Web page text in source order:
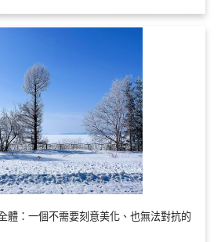
體：一個不需要刻意美化、也無法對抗的